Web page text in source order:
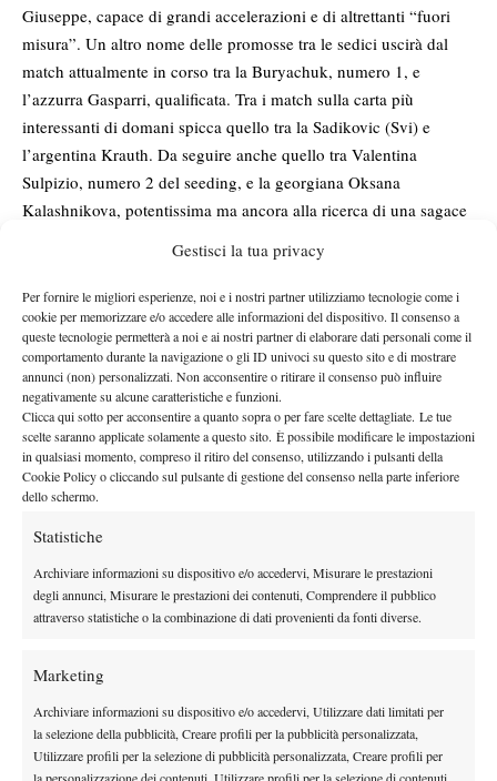
Gestisci la tua privacy
Per fornire le migliori esperienze, noi e i nostri partner utilizziamo tecnologie come i
cookie per memorizzare e/o accedere alle informazioni del dispositivo. Il consenso a
queste tecnologie permetterà a noi e ai nostri partner di elaborare dati personali come il
comportamento durante la navigazione o gli ID univoci su questo sito e di mostrare
annunci (non) personalizzati. Non acconsentire o ritirare il consenso può influire
negativamente su alcune caratteristiche e funzioni.
Clicca qui sotto per acconsentire a quanto sopra o per fare scelte dettagliate. Le tue
scelte saranno applicate solamente a questo sito. È possibile modificare le impostazioni
in qualsiasi momento, compreso il ritiro del consenso, utilizzando i pulsanti della
Cookie Policy o cliccando sul pulsante di gestione del consenso nella parte inferiore
dello schermo.
Statistiche
Archiviare informazioni su dispositivo e/o accedervi, Misurare le prestazioni
degli annunci, Misurare le prestazioni dei contenuti, Comprendere il pubblico
attraverso statistiche o la combinazione di dati provenienti da fonti diverse.
Marketing
Archiviare informazioni su dispositivo e/o accedervi, Utilizzare dati limitati per
la selezione della pubblicità, Creare profili per la pubblicità personalizzata,
Utilizzare profili per la selezione di pubblicità personalizzata, Creare profili per
Giuseppe, capace di grandi accelerazioni e di altrettanti “fuori
misura”. Un altro nome delle promosse tra le sedici uscirà dal
match attualmente in corso tra la Buryachuk, numero 1, e
l’azzurra Gasparri, qualificata. Tra i match sulla carta più
interessanti di domani spicca quello tra la Sadikovic (Svi) e
l’argentina Krauth. Da seguire anche quello tra Valentina
Sulpizio, numero 2 del seeding, e la georgiana Oksana
Kalashnikova, potentissima ma ancora alla ricerca di una sagace
testa a testa Mezak (Cro) – Riner (Svi). La svedese Nooni troverà
la tedesca Hofmann. Alle 10 è previsto l’inzio degli ottavi di
finale. In programma anche i due quarti della parte bassa del
draw di doppio.